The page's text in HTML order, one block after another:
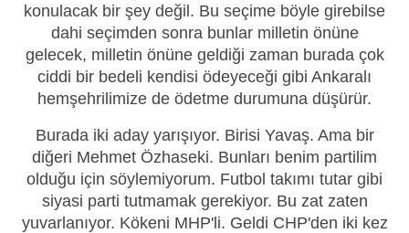
konulacak bir şey değil. Bu seçime böyle girebilse
dahi seçimden sonra bunlar milletin önüne
gelecek, milletin önüne geldiği zaman burada çok
ciddi bir bedeli kendisi ödeyeceği gibi Ankaralı
hemşehrilimize de ödetme durumuna düşürür.
Burada iki aday yarışıyor. Birisi Yavaş. Ama bir
diğeri Mehmet Özhaseki. Bunları benim partilim
olduğu için söylemiyorum. Futbol takımı tutar gibi
siyasi parti tutmamak gerekiyor. Bu zat zaten
yuvarlanıyor. Kökeni MHP'li. Geldi CHP'den iki kez